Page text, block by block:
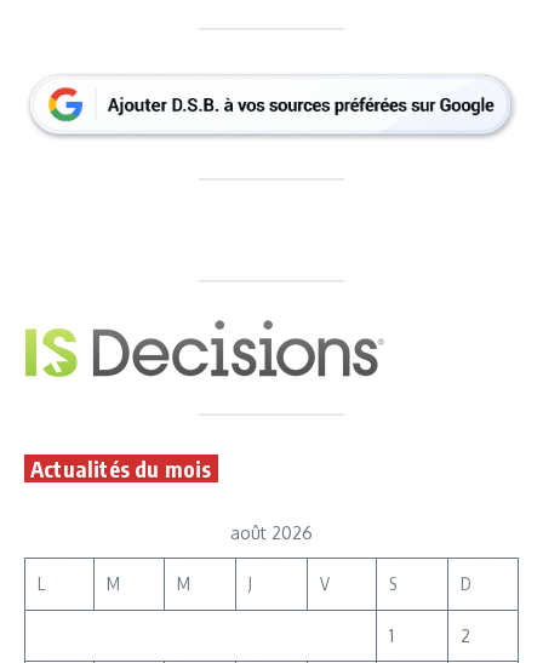
Actualités du mois
août 2026
L M M J V S D
1 2